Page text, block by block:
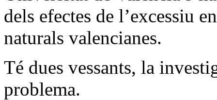
dels efectes de l’excessiu
naturals valencianes.
Té dues vessants, la
problema.